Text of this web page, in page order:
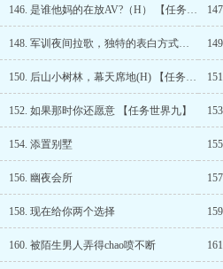
146. 是谁他妈的在放AV?（H） 【任务世界九】
148. 军训夜间拉歌，独特的表白方式【任务世界九】
150. 后山小树林，幕天席地(H) 【任务世界九】
152. 如果那时你还愿意 【任务世界九】
154. 添置别墅
156. 幽夜会所
158. 现在给你两个选择
160. 被陌生男人弄得chao喷不断